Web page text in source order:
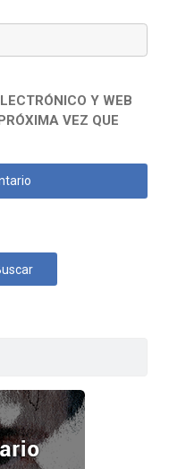
Y WEB
VEZ QUE